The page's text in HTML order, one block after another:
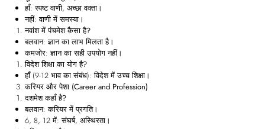
हाँ: स्पष्ट वाणी, अच्छा वक्ता।
नहीं: वाणी में समस्या।
नवांश में पंचमेश कैसा है?
बलवान: ज्ञान का लाभ मिलता है।
कमजोर: ज्ञान का सही उपयोग नहीं।
विदेश शिक्षा का योग है?
हाँ (9-12 भाव का संबंध): विदेश में उच्च शिक्षा।
करियर और पेशा (Career and Profession)
दशमेश कहाँ है?
बलवान: करियर में प्रगति।
6, 8, 12 में: संघर्ष, अस्थिरता।